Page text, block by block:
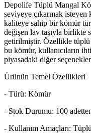
Depolife Tüplü Mangal
seviyeye çıkarmak isteyen
kaliteye sahip bir kömür
değişen lav taşıyla birlikte
getirilmiştir. Özellikle tüplü
bu kömür, kullanıcıların
piyasadaki diğer
Ürünün Temel Özellikleri
- Türü: Kömür
- Stok Durumu: 100
- Kullanım Amaçları: